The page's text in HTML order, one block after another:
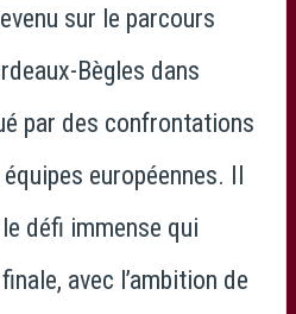
sur le parcours
Bègles dans
par des confrontations
européennes. Il
défi immense qui
avec l’ambition de